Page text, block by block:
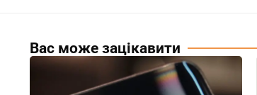
Вас може зацікавити